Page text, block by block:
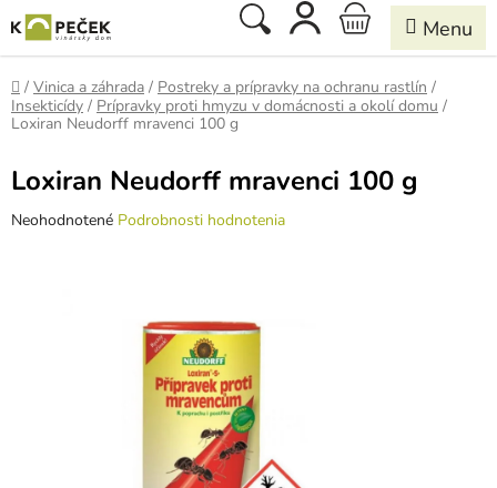
na
obsah
Hľadať
NÁKUPNÝ
KOŠÍK
Domov
/ Vinica a záhrada / Postreky a prípravky na ochranu rastlín /
Insekticídy / Prípravky proti hmyzu v domácnosti a okolí domu /
Loxiran Neudorff mravenci 100 g
Loxiran Neudorff mravenci 100 g
Priemerné
Neohodnotené Podrobnosti hodnotenia